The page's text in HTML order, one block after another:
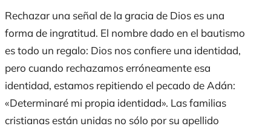
Rechazar una señal de la gracia de Dios es una
forma de ingratitud. El nombre dado en el bautismo
es todo un regalo: Dios nos confiere una identidad,
pero cuando rechazamos erróneamente esa
identidad, estamos repitiendo el pecado de Adán:
«Determinaré mi propia identidad». Las familias
cristianas están unidas no sólo por su apellido